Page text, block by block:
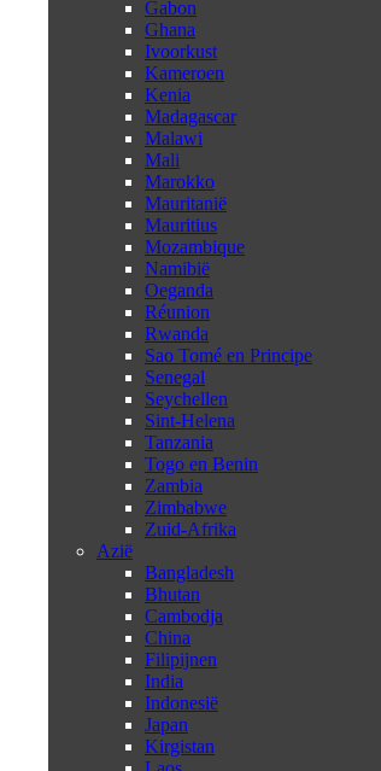
Gabon
Ghana
Ivoorkust
Kameroen
Kenia
Madagascar
Malawi
Mali
Marokko
Mauritanië
Mauritius
Mozambique
Namibië
Oeganda
Réunion
Rwanda
Sao Tomé en Principe
Senegal
Seychellen
Sint-Helena
Tanzania
Togo en Benin
Zambia
Zimbabwe
Zuid-Afrika
Azië
Bangladesh
Bhutan
Cambodja
China
Filipijnen
India
Indonesië
Japan
Kirgistan